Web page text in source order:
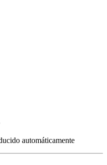
automáticamente